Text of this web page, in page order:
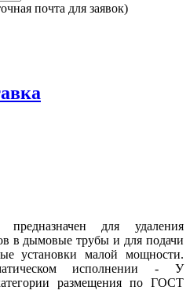
почта для заявок)
для удаления
в дымовые трубы и для подачи
установки малой мощности.
исполнении - У
размещения по ГОСТ